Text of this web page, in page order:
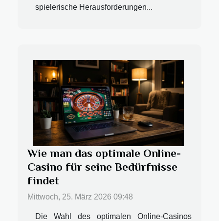
spielerische Herausforderungen...
Wie man das optimale Online-
Casino für seine Bedürfnisse
findet
Mittwoch, 25. März 2026 09:48
Die Wahl des optimalen Online-Casinos